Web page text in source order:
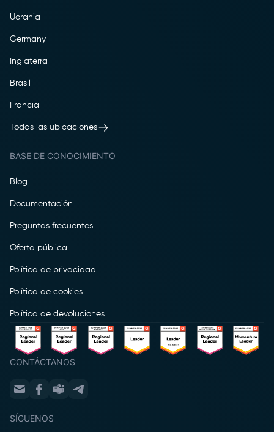
Ucrania
Germany
Inglaterra
Brasil
Francia
Todas las ubicaciones
BASE DE CONOCIMIENTO
Blog
Documentación
Preguntas frecuentes
Oferta pública
Política de privacidad
Política de cookies
Política de devoluciones
CONTÁCTANOS
SÍGUENOS